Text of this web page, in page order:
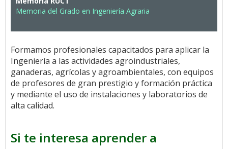
Memoria del Grado en Ingeniería Agraria
Formamos profesionales capacitados para aplicar la
Ingeniería a las actividades agroindustriales,
ganaderas, agrícolas y agroambientales, con equipos
de profesores de gran prestigio y formación práctica
y mediante el uso de instalaciones y laboratorios de
alta calidad.
Si te interesa aprender a